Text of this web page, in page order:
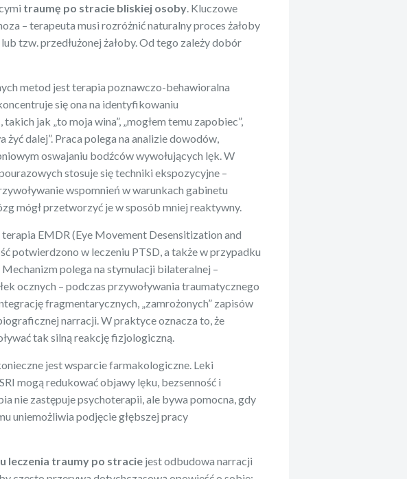
traumę po stracie bliskiej osoby. Kluczowe
– terapeuta musi rozróżnić naturalny proces żałoby
tzw. przedłużonej żałoby. Od tego zależy dobór
metod jest terapia poznawczo-behawioralna
się ona na identyfikowaniu
jak „to moja wina”, „mogłem temu zapobiec”,
żyć dalej”. Praca polega na analizie dowodów,
oswajaniu bodźców wywołujących lęk. W
stosuje się techniki ekspozycyjne –
wspomnień w warunkach gabinetu
mógł przetworzyć je w sposób mniej reaktywny.
EMDR (Eye Movement Desensitization and
potwierdzono w leczeniu PTSD, a także w przypadku
polega na stymulacji bilateralnej –
ocznych – podczas przywoływania traumatycznego
fragmentarycznych, „zamrożonych” zapisów
narracji. W praktyce oznacza to, że
tak silną reakcję fizjologiczną.
jest wsparcie farmakologiczne. Leki
mogą redukować objawy lęku, bezsenność i
nie zastępuje psychoterapii, ale bywa pomocna, gdy
uniemożliwia podjęcie głębszej pracy
leczenia traumy po stracie jest odbudowa narracji